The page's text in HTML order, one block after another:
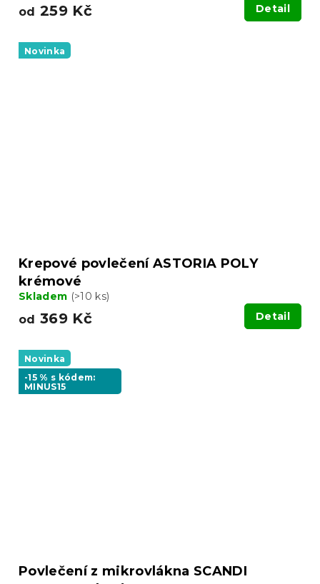
od 259 Kč Detail
Novinka
Krepové povlečení ASTORIA POLY
krémové
Skladem (>10 ks)
od 369 Kč Detail
Novinka
-15 % s kódem:
MINUS15
Povlečení z mikrovlákna SCANDI